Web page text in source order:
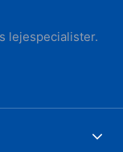
lejespecialister.